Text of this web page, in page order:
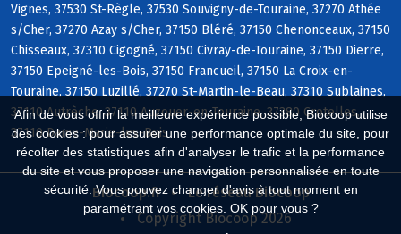
Afin de vous offrir la meilleure expérience possible, Biocoop utilise
des cookies : pour assurer une performance optimale du site, pour
récolter des statistiques afin d'analyser le trafic et la performance
du site et vous proposer une navigation personnalisée en toute
sécurité. Vous pouvez changer d'avis à tout moment en
paramétrant vos cookies. OK pour vous ?
Vignes, 37530 St-Règle, 37530 Souvigny-de-Touraine, 37270 Athée
s/Cher, 37270 Azay s/Cher, 37150 Bléré, 37150 Chenonceaux, 37150
Chisseaux, 37310 Cigogné, 37150 Civray-de-Touraine, 37150 Dierre,
37150 Epeigné-les-Bois, 37150 Francueil, 37150 La Croix-en-
Touraine, 37150 Luzillé, 37270 St-Martin-le-Beau, 37310 Sublaines,
37110 Autrèche, 37110 Auzouer-en-Touraine, 37380 Crotelles,
37110 Dame-Marie-les-Bois
Biocoop.fr
Le réseau Biocoop
Copyright Biocoop 2026